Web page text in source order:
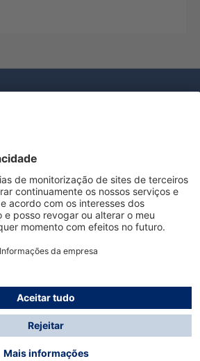
ao Cliente Dräger
Lda, 2024
IVA mais
se não for indicado o